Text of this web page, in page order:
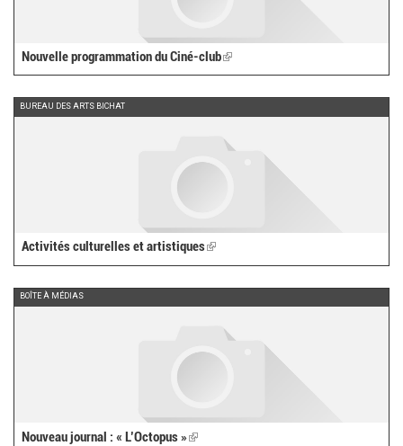
Nouvelle programmation du Ciné-club(link
is
BUREAU DES ARTS BICHAT
Activités culturelles et artistiques(link
BOÎTE À MÉDIAS
Nouveau journal : « L’Octopus »(link